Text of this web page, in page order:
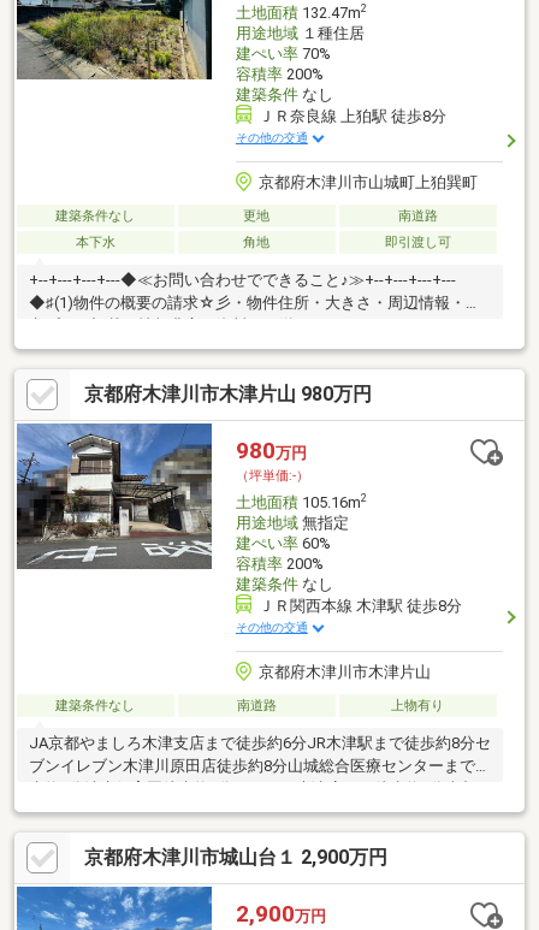
土地面積132.47m2
用途地域１種住居
建ぺい率70%
容積率200%
建築条件なし
ＪＲ奈良線 上狛駅 徒歩8分
その他の交通
京都府木津川市山城町上狛巽町
建築条件なし 更地
南道路
本下水
角地 即引渡し可
+--+---+---+---◆≪お問い合わせでできること♪≫+--+---+---+---
◆♯(1)物件の概要の請求☆彡・物件住所・大きさ・周辺情報・参
◆♯(2)資金計画☆彡・購入に掛かる費用の確認・お客様の借りれ
る住宅ローンの確認・建築費用の確認--+---+---◆♯(3)類似物件のご
紹介☆彡・エリアや大きさ、予算に合わせて比較いただける物件
のご紹介--+---+---◆♯(4)見学予約☆彡・百聞は一見に如かず！実
際に現地で誰にでも分かりやすくご説明いたします♪
京都府木津川市木津片山 980万円
980万円
（坪単価:-）
土地面積105.16m2
用途地域無指定
建ぺい率60%
容積率200%
建築条件なし
ＪＲ関西本線 木津駅 徒歩8分
その他の交通
京都府木津川市木津片山
建築条件なし 南道路 上物有り
JA京都やましろ木津支店まで徒歩約6分JR木津駅まで徒歩約8分セ
ブンイレブン木津川原田店徒歩約8分山城総合医療センターまで徒
銀行 木津支店まで徒歩約9分ケアーズドラック木津店まで徒歩約
10分スーパーフレスコ木津店まで徒歩約11分木津川市役所まで徒
歩約13分PLANT木津川店まで徒歩18分
京都府木津川市城山台１ 2,900万円
2,900万円